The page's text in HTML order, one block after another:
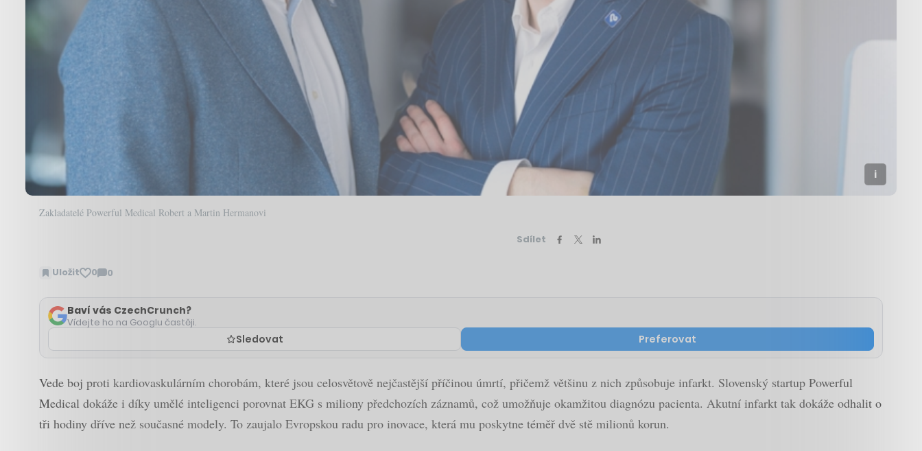
Zakladatelé Powerful Medical Robert a Martin Hermanovi
Sdílet
Uložit 0 0
Zobrazit
Baví vás CzechCrunch?
Vídejte ho na Googlu častěji.
Sledovat Preferovat
Vede boj proti kardiovaskulárním chorobám, které jsou celosvětově nejčastější příčinou úmrtí, přičemž většinu z nich způsobuje infarkt. Slovenský startup Powerful
Medical dokáže i díky umělé inteligenci porovnat EKG s miliony předchozích záznamů, což umožňuje okamžitou diagnózu pacienta. Akutní infarkt tak dokáže odhalit o
tři hodiny dříve než současné modely. To zaujalo Evropskou radu pro inovace, která mu poskytne téměř dvě stě milionů korun.